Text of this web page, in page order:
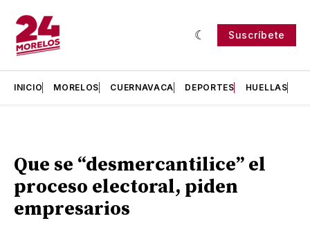
Suscríbete
INICIO MORELOS CUERNAVACA DEPORTES HUELLAS
Que se “desmercantilice” el
proceso electoral, piden
empresarios